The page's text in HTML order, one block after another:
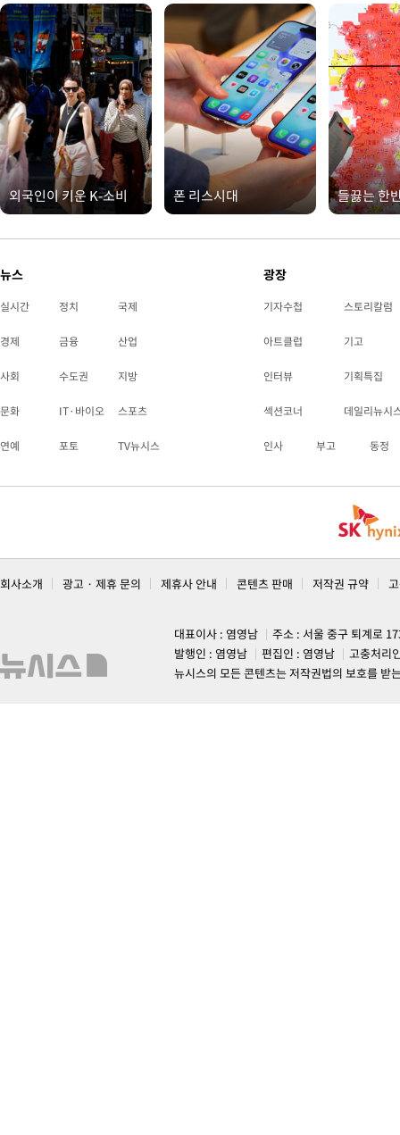
외국인이 키운 K-소비 폰 리스시대 들끓는 한
뉴스
실시간 정치 국제
경제 금융 산업
사회 수도권 지방
문화 IT·바이오 스포츠
연예 포토 TV뉴시스
광장
기자수첩 스토리칼럼
아트클럽 기고
인터뷰 기획특집
섹션코너 데일리뉴시
인사 부고 동정
회사소개 광고 · 제휴 문의 제휴사 안내 콘텐츠 판매 저작권 규약
대표이사 : 염영남
주소 : 서울 중구 퇴계로
발행인 : 염영남
편집인 : 염영남
고충처리
뉴시스의 모든 콘텐츠는 저작권법의 보호를